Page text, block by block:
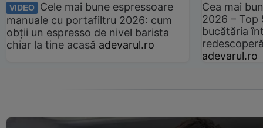
VIDEO
Cele mai bune espressoare
manuale cu portafiltru 2026: cum
obții un espresso de nivel barista
chiar la tine acasă adevarul.ro
Cea mai
2026 –
bucătăria
adevarul.ro